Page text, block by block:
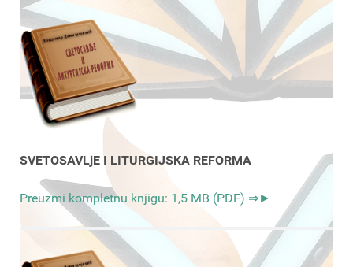
SVETOSAVLjE I LITURGIJSKA REFORMA
Preuzmi kompletnu knjigu: 1,5 MB (PDF) ⇒►